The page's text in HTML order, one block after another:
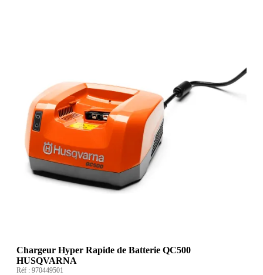
Chargeur Hyper Rapide de Batterie QC500
HUSQVARNA
Réf : 970449501